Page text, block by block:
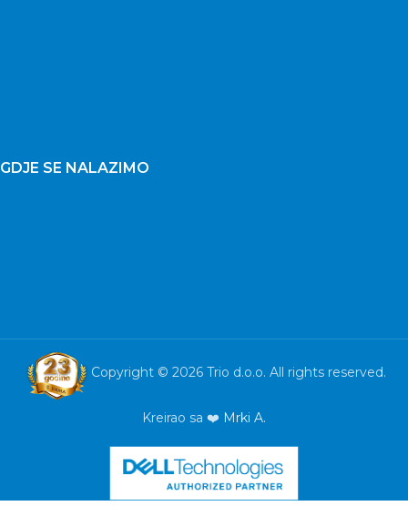
GDJE SE NALAZIMO
Copyright © 2026 Trio d.o.o. All rights reserved.
Kreirao sa ❤️ Mrki A.